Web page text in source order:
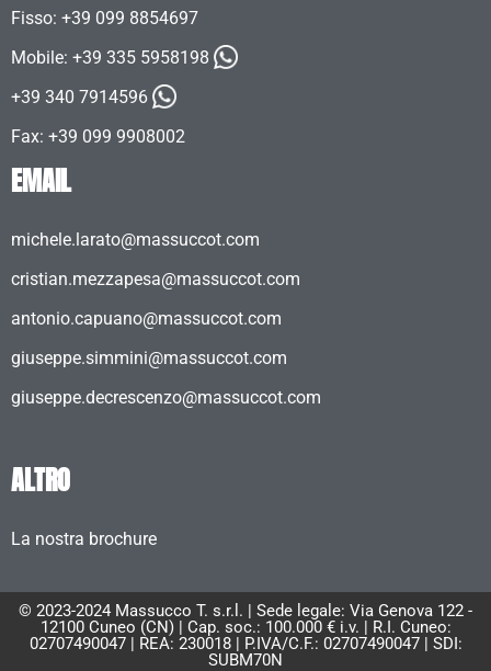
Fisso: +39 099 8854697
Mobile: +39 335 5958198
+39 340 7914596
Fax: +39 099 9908002
EMAIL
michele.larato@massuccot.com
cristian.mezzapesa@massuccot.com
antonio.capuano@massuccot.com
giuseppe.simmini@massuccot.com
giuseppe.decrescenzo@massuccot.com
ALTRO
La nostra brochure
© 2023-2024 Massucco T. s.r.l. | Sede legale: Via Genova 122 -
12100 Cuneo (CN) | Cap. soc.: 100.000 € i.v. | R.I. Cuneo:
02707490047 | REA: 230018 | P.IVA/C.F.: 02707490047 | SDI:
SUBM70N